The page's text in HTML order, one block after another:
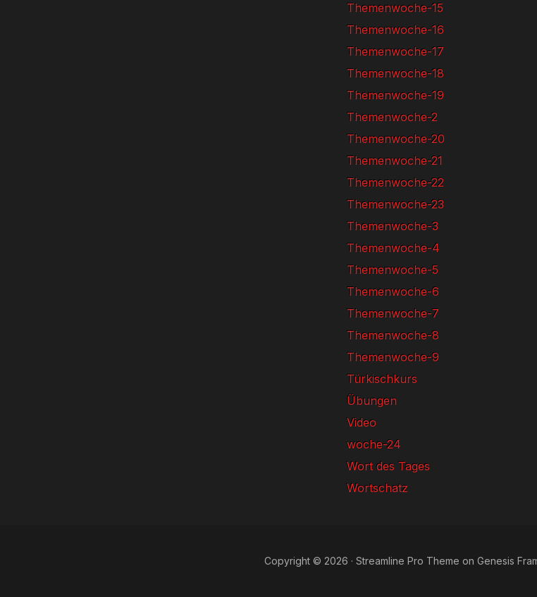
Themenwoche-15
Themenwoche-16
Themenwoche-17
Themenwoche-18
Themenwoche-19
Themenwoche-2
Themenwoche-20
Themenwoche-21
Themenwoche-22
Themenwoche-23
Themenwoche-3
Themenwoche-4
Themenwoche-5
Themenwoche-6
Themenwoche-7
Themenwoche-8
Themenwoche-9
Türkischkurs
Übungen
Video
woche-24
Wort des Tages
Wortschatz
Copyright © 2026 · Streamline Pro Theme on Genesis